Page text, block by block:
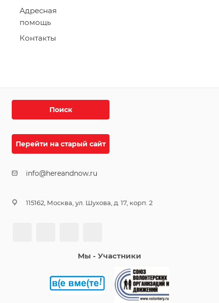
Адресная
помощь
Контакты
Поиск
Перейти на старый сайт
info@hereandnow.ru
115162, Москва, ул. Шухова, д. 17, корп. 2
Мы - Участники